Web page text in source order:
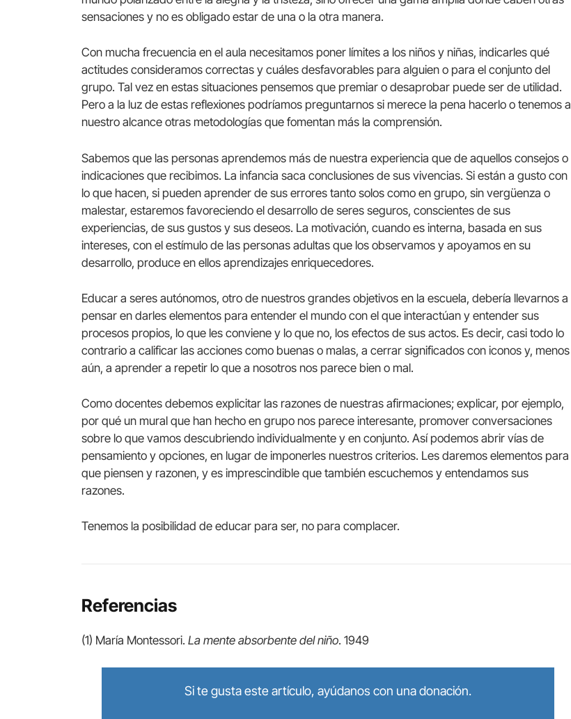
sensaciones y no es obligado estar de una o la otra manera.
Con mucha frecuencia en el aula necesitamos poner límites a los niños y niñas, indicarles qué
actitudes consideramos correctas y cuáles desfavorables para alguien o para el conjunto del
grupo. Tal vez en estas situaciones pensemos que premiar o desaprobar puede ser de utilidad.
Pero a la luz de estas reflexiones podríamos preguntarnos si merece la pena hacerlo o tenemos a
nuestro alcance otras metodologías que fomentan más la comprensión.
Sabemos que las personas aprendemos más de nuestra experiencia que de aquellos consejos o
indicaciones que recibimos. La infancia saca conclusiones de sus vivencias. Si están a gusto con
lo que hacen, si pueden aprender de sus errores tanto solos como en grupo, sin vergüenza o
malestar, estaremos favoreciendo el desarrollo de seres seguros, conscientes de sus
experiencias, de sus gustos y sus deseos. La motivación, cuando es interna, basada en sus
intereses, con el estímulo de las personas adultas que los observamos y apoyamos en su
desarrollo, produce en ellos aprendizajes enriquecedores.
Educar a seres autónomos, otro de nuestros grandes objetivos en la escuela, debería llevarnos a
pensar en darles elementos para entender el mundo con el que interactúan y entender sus
procesos propios, lo que les conviene y lo que no, los efectos de sus actos. Es decir, casi todo lo
contrario a calificar las acciones como buenas o malas, a cerrar significados con iconos y, menos
aún, a aprender a repetir lo que a nosotros nos parece bien o mal.
Como docentes debemos explicitar las razones de nuestras afirmaciones; explicar, por ejemplo,
por qué un mural que han hecho en grupo nos parece interesante, promover conversaciones
sobre lo que vamos descubriendo individualmente y en conjunto. Así podemos abrir vías de
pensamiento y opciones, en lugar de imponerles nuestros criterios. Les daremos elementos para
que piensen y razonen, y es imprescindible que también escuchemos y entendamos sus
razones.
Tenemos la posibilidad de educar para ser, no para complacer.
Referencias
(1) María Montessori.La mente absorbente del niño. 1949
Si te gusta este artículo, ayúdanos con una donación.